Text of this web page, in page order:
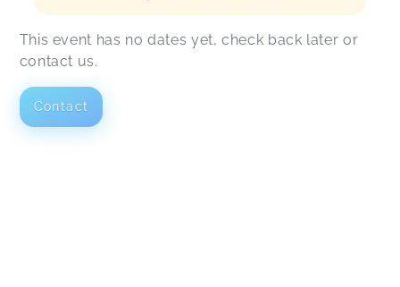
This event has no dates yet, check back later or
contact us.
Contact